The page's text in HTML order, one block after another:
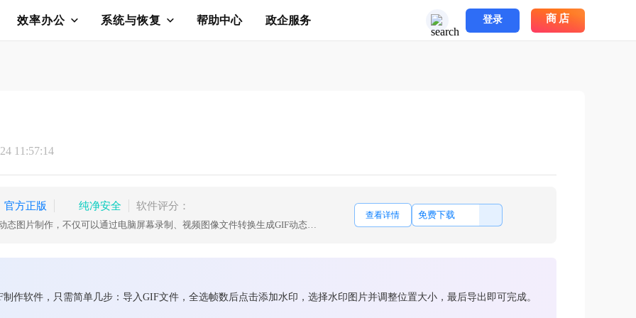
效率办公 系统与恢复 帮助中心 政企服务 登录 商店
11:57:14
官方正版 纯净安全 软件评分：
GIF制作软件、GIF动画制作、GIF动态图片制作，不仅可以通过电脑屏幕录制、视频图像文件转换生成GIF动态图片，同时还可对生成的GIF文件进行编辑调整。
查看详情 免费下载
作软件，只需简单几步：导入GIF文件，全选帧数后点击添加水印，选择水印图片并调整位置大小，最后导出即可完成。